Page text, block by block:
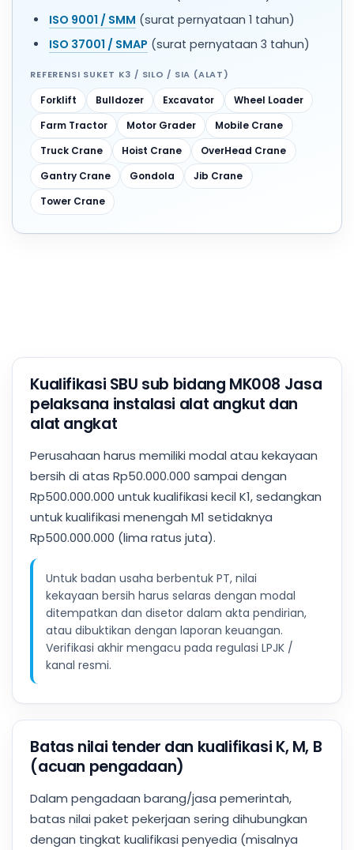
ISO 9001 / SMM (surat pernyataan 1 tahun)
ISO 37001 / SMAP (surat pernyataan 3 tahun)
REFERENSI SUKET K3 / SILO / SIA (ALAT)
Forklift Bulldozer Excavator
Wheel Loader
Farm Tractor
Motor Grader
Mobile Crane
Truck Crane
Hoist Crane
OverHead Crane
Gantry Crane
Gondola
Jib Crane
Tower Crane
Kualifikasi SBU sub bidang MK008 Jasa
pelaksana instalasi alat angkut dan
alat angkat
Perusahaan harus memiliki modal atau kekayaan
bersih di atas Rp50.000.000 sampai dengan
Rp500.000.000 untuk kualifikasi kecil K1, sedangkan
untuk kualifikasi menengah M1 setidaknya
Rp500.000.000 (lima ratus juta).
Untuk badan usaha berbentuk PT, nilai
kekayaan bersih harus selaras dengan modal
ditempatkan dan disetor dalam akta pendirian,
atau dibuktikan dengan laporan keuangan.
Verifikasi akhir mengacu pada regulasi LPJK /
kanal resmi.
Batas nilai tender dan kualifikasi K, M, B
(acuan pengadaan)
Dalam pengadaan barang/jasa pemerintah,
batas nilai paket pekerjaan sering dihubungkan
dengan tingkat kualifikasi penyedia (misalnya